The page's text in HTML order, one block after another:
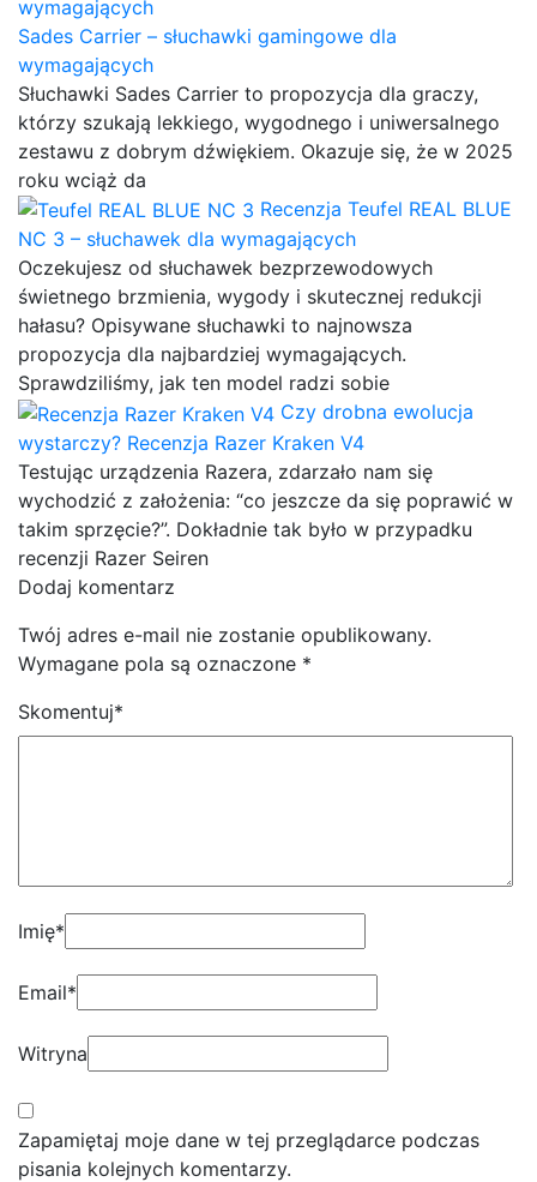
Sades Carrier – słuchawki gamingowe dla
wymagających
Słuchawki Sades Carrier to propozycja dla graczy,
którzy szukają lekkiego, wygodnego i uniwersalnego
zestawu z dobrym dźwiękiem. Okazuje się, że w 2025
roku wciąż da
Recenzja Teufel REAL BLUE
NC 3 – słuchawek dla wymagających
Oczekujesz od słuchawek bezprzewodowych
świetnego brzmienia, wygody i skutecznej redukcji
hałasu? Opisywane słuchawki to najnowsza
propozycja dla najbardziej wymagających.
Sprawdziliśmy, jak ten model radzi sobie
Czy drobna ewolucja
wystarczy? Recenzja Razer Kraken V4
Testując urządzenia Razera, zdarzało nam się
wychodzić z założenia: “co jeszcze da się poprawić w
takim sprzęcie?”. Dokładnie tak było w przypadku
recenzji Razer Seiren
Dodaj komentarz
Twój adres e-mail nie zostanie opublikowany.
Wymagane pola są oznaczone *
Skomentuj*
Imię*
Email*
Witryna
Zapamiętaj moje dane w tej przeglądarce podczas
pisania kolejnych komentarzy.